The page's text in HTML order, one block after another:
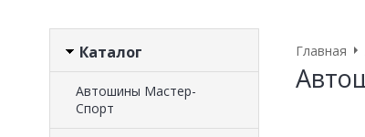
Каталог
Автошины Мастер-
Спорт
Главная